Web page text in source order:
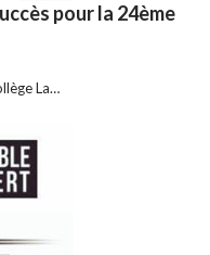
pour la 24ème
La…